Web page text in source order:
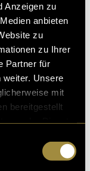
Anzeigen zu
anbieten
zu
zu Ihrer
Partner für
weiter. Unsere
mit
bereitgestellt